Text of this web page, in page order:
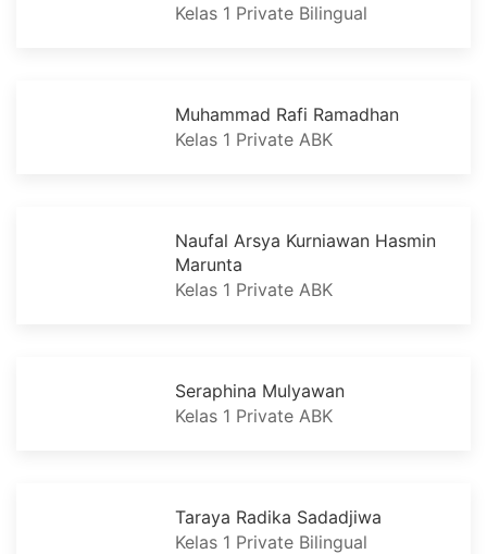
Kelas 1 Private Bilingual
Muhammad Rafi Ramadhan
Kelas 1 Private ABK
Naufal Arsya Kurniawan Hasmin
Marunta
Kelas 1 Private ABK
Seraphina Mulyawan
Kelas 1 Private ABK
Taraya Radika Sadadjiwa
Kelas 1 Private Bilingual